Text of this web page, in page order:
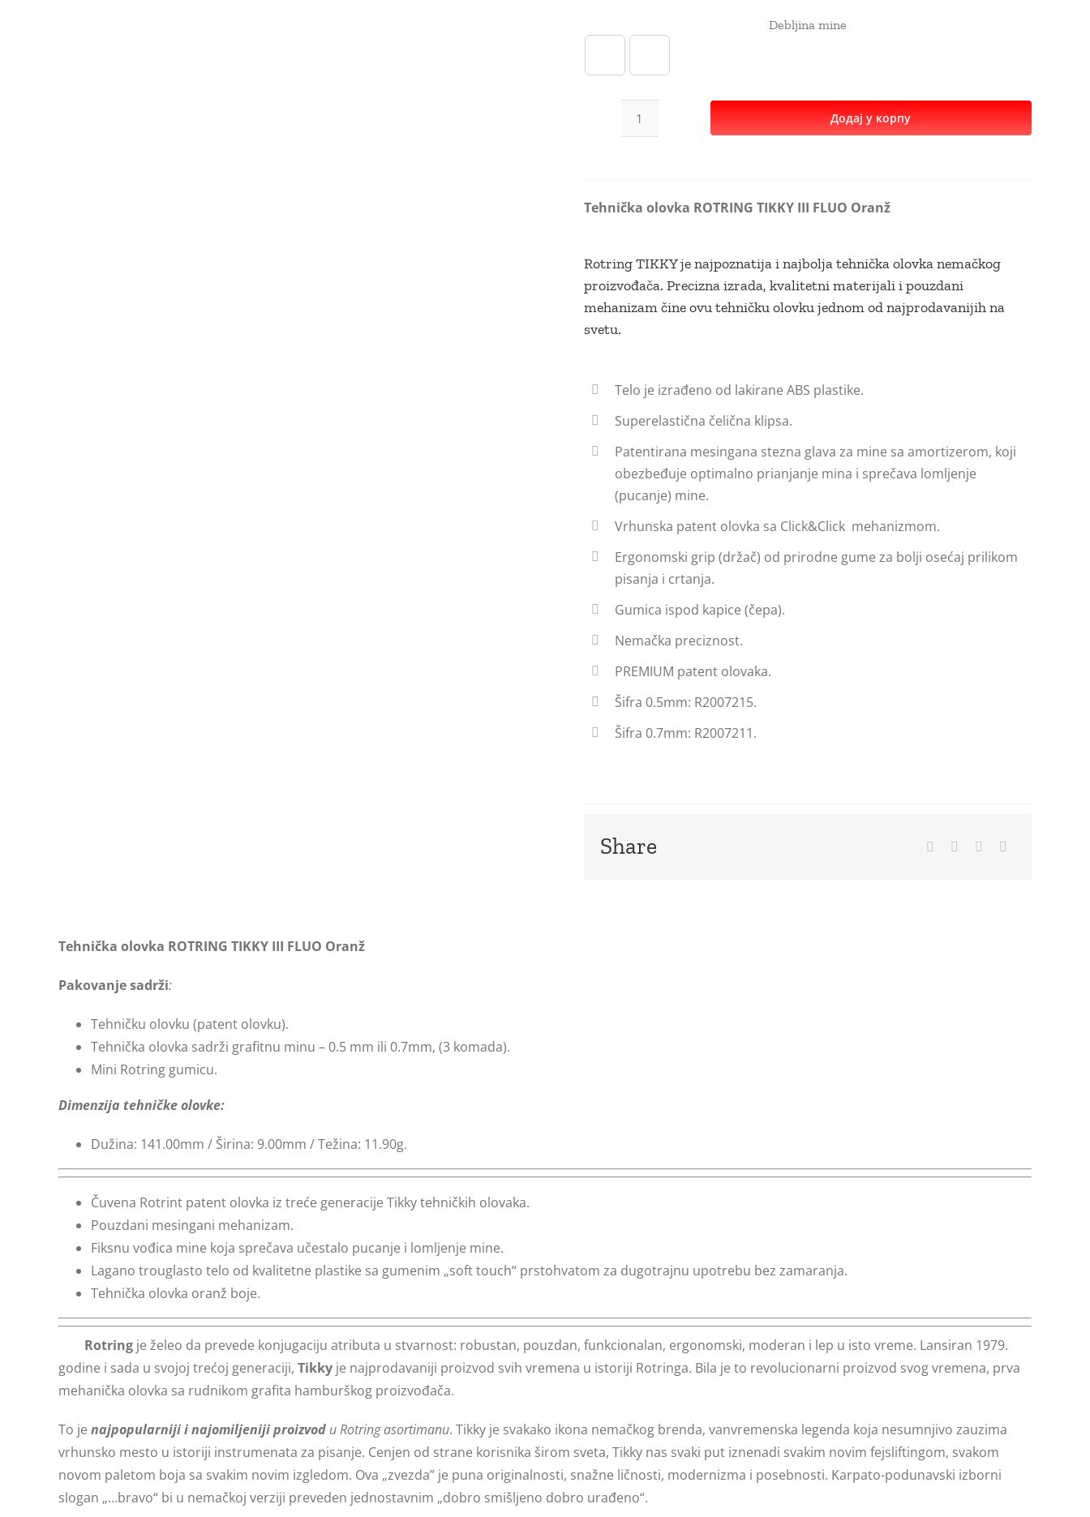
Debljina mine
Tehnička
III
Oranž
количина
Додај у корпу
Tehnička olovka ROTRING TIKKY III FLUO Oranž
Rotring TIKKY je najpoznatija i najbolja tehnička olovka nemačkog
proizvođača. Precizna izrada, kvalitetni materijali i pouzdani
mehanizam čine ovu tehničku olovku jednom od najprodavanijih na
svetu.
Telo je izrađeno od lakirane ABS plastike.
Superelastična čelična klipsa.
Patentirana mesingana stezna glava za mine sa amortizerom, koji
obezbeđuje optimalno prianjanje mina i sprečava lomljenje
(pucanje) mine.
Vrhunska patent olovka sa Click&Click mehanizmom.
Ergonomski grip (držač) od prirodne gume za bolji osećaj prilikom
pisanja i crtanja.
Gumica ispod kapice (čepa).
Nemačka preciznost.
PREMIUM patent olovaka.
Šifra 0.5mm: R2007215.
Šifra 0.7mm: R2007211.
Share
Tehnička olovka ROTRING TIKKY III FLUO Oranž
Pakovanje sadrži:
Tehničku olovku (patent olovku).
Tehnička olovka sadrži grafitnu minu – 0.5 mm ili 0.7mm, (3 komada).
Mini Rotring gumicu.
Dimenzija tehničke olovke:
Dužina: 141.00mm / Širina: 9.00mm / Težina: 11.90g.
Čuvena Rotrint patent olovka iz treće generacije Tikky tehničkih olovaka.
Pouzdani mesingani mehanizam.
Fiksnu vođica mine koja sprečava učestalo pucanje i lomljenje mine.
Lagano trouglasto telo od kvalitetne plastike sa gumenim „soft touch“ prstohvatom za dugotrajnu upotrebu bez zamaranja.
Tehnička olovka oranž boje.
Rotringje želeo da prevede konjugaciju atributa u stvarnost: robustan, pouzdan, funkcionalan, ergonomski, moderan i lep u isto vreme. Lansiran 1979.
godine i sada u svojoj trećoj generaciji, Tikkyje najprodavaniji proizvod svih vremena u istoriji Rotringa. Bila je to revolucionarni proizvod svog vremena, prva
mehanička olovka sa rudnikom grafita hamburškog proizvođača.
To je najpopularniji i najomiljeniji proizvodu Rotring asortimanu. Tikky je svakako ikona nemačkog brenda, vanvremenska legenda koja nesumnjivo zauzima
vrhunsko mesto u istoriji instrumenata za pisanje. Cenjen od strane korisnika širom sveta, Tikky nas svaki put iznenadi svakim novim fejsliftingom, svakom
novom paletom boja sa svakim novim izgledom. Ova „zvezda” je puna originalnosti, snažne ličnosti, modernizma i posebnosti. Karpato-podunavski izborni
slogan „…bravo“ bi u nemačkoj verziji preveden jednostavnim „dobro smišljeno dobro urađeno“.